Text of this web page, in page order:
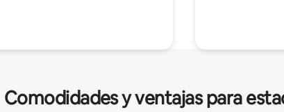
Comodidades y ventajas para